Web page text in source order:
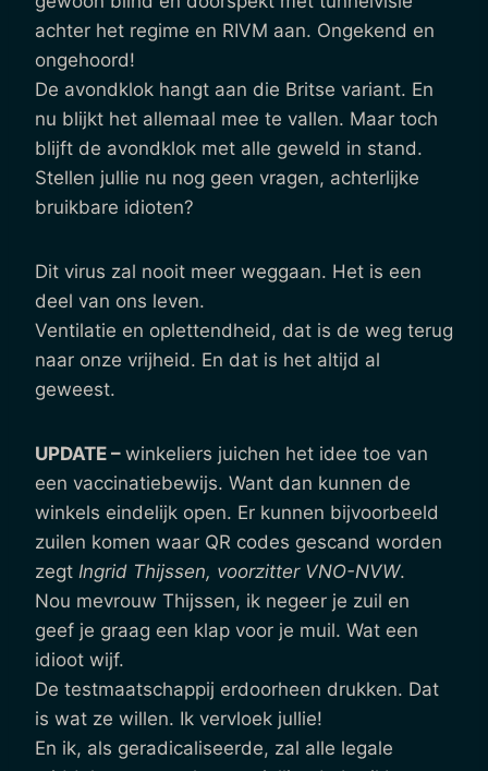
achter het regime en RIVM aan. Ongekend en
ongehoord!
De avondklok hangt aan die Britse variant. En
nu blijkt het allemaal mee te vallen. Maar toch
blijft de avondklok met alle geweld in stand.
Stellen jullie nu nog geen vragen, achterlijke
bruikbare idioten?
Dit virus zal nooit meer weggaan. Het is een
deel van ons leven.
Ventilatie en oplettendheid, dat is de weg terug
naar onze vrijheid. En dat is het altijd al
geweest.
UPDATE – winkeliers juichen het idee toe van
een vaccinatiebewijs. Want dan kunnen de
winkels eindelijk open. Er kunnen bijvoorbeeld
zuilen komen waar QR codes gescand worden
zegt Ingrid Thijssen, voorzitter VNO-NVW.
Nou mevrouw Thijssen, ik negeer je zuil en
geef je graag een klap voor je muil. Wat een
idioot wijf.
De testmaatschappij erdoorheen drukken. Dat
is wat ze willen. Ik vervloek jullie!
En ik, als geradicaliseerde, zal alle legale